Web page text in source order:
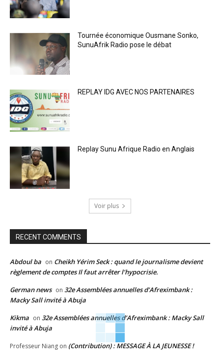
Tournée économique Ousmane Sonko,
SunuAfrik Radio pose le débat
REPLAY IDG AVEC NOS PARTENAIRES
Replay Sunu Afrique Radio en Anglais
Voir plus
RECENT COMMENTS
Abdoul ba on Cheikh Yérim Seck : quand le journalisme devient
règlement de comptes Il faut arrêter l’hypocrisie.
German news on 32e Assemblées annuelles d’Afreximbank :
Macky Sall invité à Abuja
Kikma on 32e Assemblées annuelles d’Afreximbank : Macky Sall
invité à Abuja
Professeur Niang on (Contribution) : MESSAGE À LA JEUNESSE !